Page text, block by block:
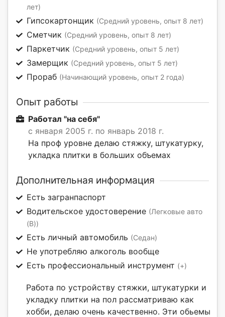
лет)
Гипсокартонщик (Средний уровень, опыт 8 лет)
Сметчик (Средний уровень, опыт 8 лет)
Паркетчик (Средний уровень, опыт 5 лет)
Замерщик (Средний уровень, опыт 5 лет)
Прораб (Начинающий уровень, опыт 2 года)
Опыт работы
Работал "на себя"
с января 2005 г. по январь 2018 г.
На проф уровне делаю стяжку, штукатурку,
укладка плитки в больших объемах
Дополнительная информация
Есть загранпаспорт
Водительское удостоверение (Легковые авто
(B))
Есть личный автомобиль (Седан)
Не употребляю алкоголь вообще
Есть профессиональный инструмент (+)
Работа по устройству стяжки, штукатурки и
укладку плитки на пол рассматриваю как
хобби, делаю очень качественно. Эти обьемы